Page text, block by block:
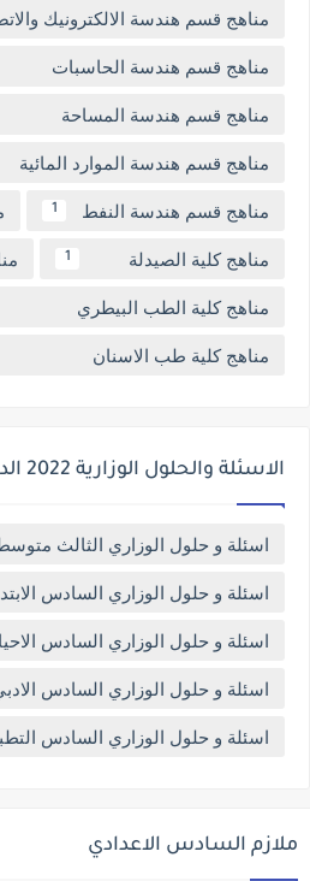
مناهج قسم هندسة الالكترونيك
مناهج قسم هندسة الحاسبات
مناهج قسم هندسة المساحة
مناهج قسم هندسة الموارد المائية
مناهج قسم هندسة النفط 1
مناهج كلية الصيدلة 1
مناهج كلية الطب البيطري
مناهج كلية طب الاسنان
الاسئلة والحلول الوزارية 2022 الدور الاول
اسئلة و حلول الوزاري الثالث متوسط 2022 الدور
اسئلة و حلول الوزاري السادس الابتدائي 2022 الدور
اسئلة و حلول الوزاري السادس الاحيائي 2022 الدور
اسئلة و حلول الوزاري السادس الادبي 2022 الدور
اسئلة و حلول الوزاري السادس التطبيقي 2022
ملازم السادس الاعدادي